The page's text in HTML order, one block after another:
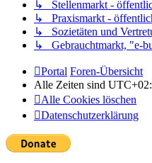
↳ Stellenmarkt -
↳ Praxismarkt -
↳ Sozietäten und
↳ Gebrauchtmarkt, "e-
Portal Foren-Übersicht
Alle Zeiten sind
Alle Cookies löschen
Datenschutzerklärung